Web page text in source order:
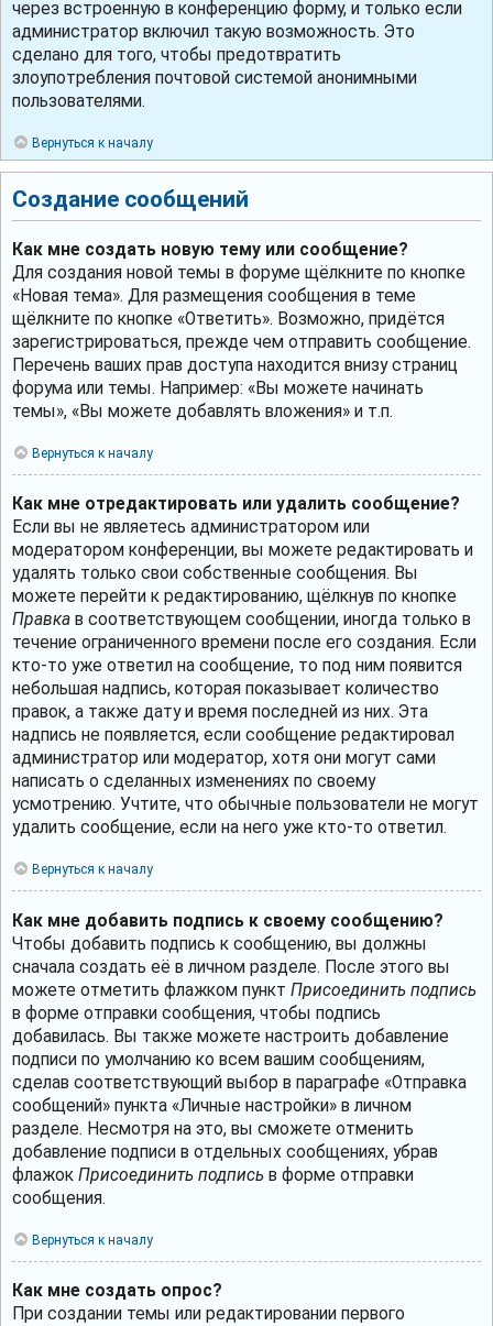
через встроенную в конференцию форму, и только если
администратор включил такую возможность. Это
сделано для того, чтобы предотвратить
злоупотребления почтовой системой анонимными
пользователями.
Вернуться к началу
Создание сообщений
Как мне создать новую тему или сообщение?
Для создания новой темы в форуме щёлкните по кнопке
«Новая тема». Для размещения сообщения в теме
щёлкните по кнопке «Ответить». Возможно, придётся
зарегистрироваться, прежде чем отправить сообщение.
Перечень ваших прав доступа находится внизу страниц
форума или темы. Например: «Вы можете начинать
темы», «Вы можете добавлять вложения» и т.п.
Вернуться к началу
Как мне отредактировать или удалить сообщение?
Если вы не являетесь администратором или
модератором конференции, вы можете редактировать и
удалять только свои собственные сообщения. Вы
можете перейти к редактированию, щёлкнув по кнопке
Правка в соответствующем сообщении, иногда только в
течение ограниченного времени после его создания. Если
кто-то уже ответил на сообщение, то под ним появится
небольшая надпись, которая показывает количество
правок, а также дату и время последней из них. Эта
надпись не появляется, если сообщение редактировал
администратор или модератор, хотя они могут сами
написать о сделанных изменениях по своему
усмотрению. Учтите, что обычные пользователи не могут
удалить сообщение, если на него уже кто-то ответил.
Вернуться к началу
Как мне добавить подпись к своему сообщению?
Чтобы добавить подпись к сообщению, вы должны
сначала создать её в личном разделе. После этого вы
можете отметить флажком пункт Присоединить подпись
в форме отправки сообщения, чтобы подпись
добавилась. Вы также можете настроить добавление
подписи по умолчанию ко всем вашим сообщениям,
сделав соответствующий выбор в параграфе «Отправка
сообщений» пункта «Личные настройки» в личном
разделе. Несмотря на это, вы сможете отменить
добавление подписи в отдельных сообщениях, убрав
флажок Присоединить подпись в форме отправки
сообщения.
Вернуться к началу
Как мне создать опрос?
При создании темы или редактировании первого